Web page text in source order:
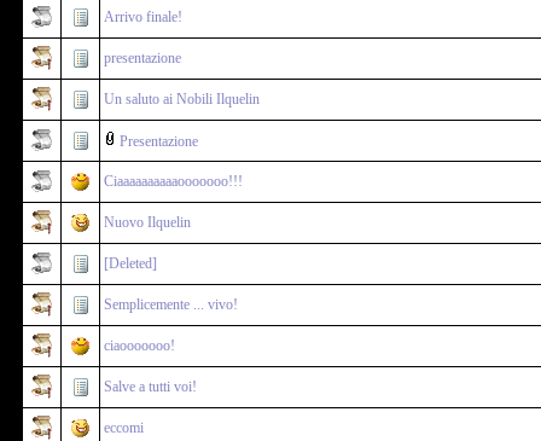
Arrivo finale!
presentazione
Un saluto ai Nobili Ilquelin
Presentazione
Ciaaaaaaaaaaooooooo!!!
Nuovo Ilquelin
[Deleted]
Semplicemente ... vivo!
ciaooooooo!
Salve a tutti voi!
eccomi